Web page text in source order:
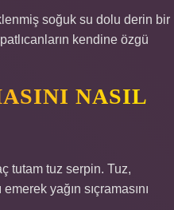
soğuk su dolu derin bir
kendine özgü
NASIL
tutam tuz serpin. Tuz,
yağın sıçramasını